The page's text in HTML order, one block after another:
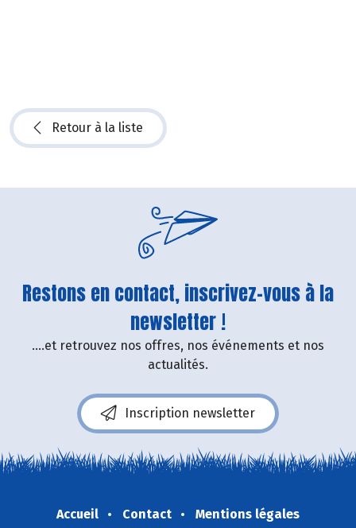
Retour à la liste
Restons en contact, inscrivez-vous à la
newsletter !
....et retrouvez nos offres, nos événements et nos
actualités.
Inscription newsletter
Accueil Contact
Mentions légales